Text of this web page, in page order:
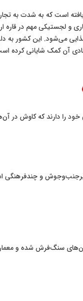
است که به شدت به
و لجستیکی مهم در قاره
می‌شود. این کشور
آن کمک شایانی کرده
دارند که کاوش در
سنگ‌فرش شده و